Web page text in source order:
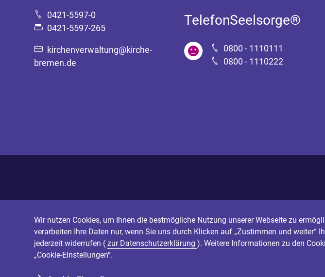
0421-5597-0
0421-5597-265
kirchenverwaltung@kirche-
bremen.de
TelefonSeelsorge®
0800 - 1110111
0800 - 1110222
Wir nutzen Cookies, um Ihnen die bestmögliche Nutzung unserer Webseite zu
verarbeiten Ihre Daten nur, wenn Sie uns durch Klicken auf „Zustimmen und weiter“
jederzeit widerrufen ( zur Datenschutzerklärung ). Weitere Informationen zu den
„Cookie-Einstellungen“.